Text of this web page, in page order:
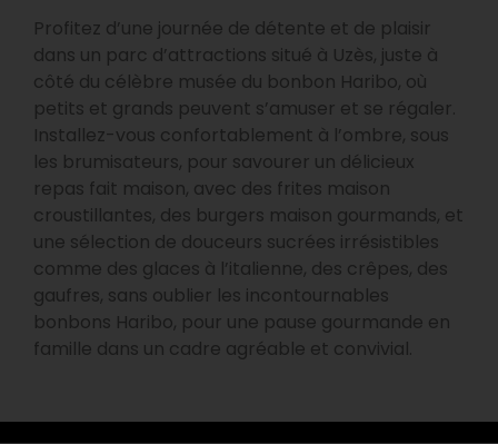
Profitez d’une journée de détente et de plaisir
dans un parc d’attractions situé à Uzès, juste à
côté du célèbre musée du bonbon Haribo, où
petits et grands peuvent s’amuser et se régaler.
Installez-vous confortablement à l’ombre, sous
les brumisateurs, pour savourer un délicieux
repas fait maison, avec des frites maison
croustillantes, des burgers maison gourmands, et
une sélection de douceurs sucrées irrésistibles
comme des glaces à l’italienne, des crêpes, des
gaufres, sans oublier les incontournables
bonbons Haribo, pour une pause gourmande en
famille dans un cadre agréable et convivial.